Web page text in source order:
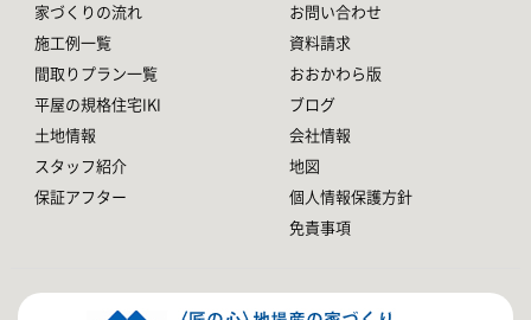
家づくりの流れ
施工例一覧
間取りプラン一覧
平屋の規格住宅IKI
土地情報
スタッフ紹介
保証アフター
お問い合わせ
資料請求
おおかわら版
ブログ
会社情報
地図
個人情報保護方針
免責事項